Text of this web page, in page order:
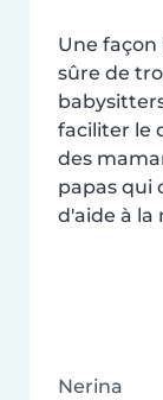
Une façon
sûre de
faciliter le
des
papas qui
d'aide à la
Nerina